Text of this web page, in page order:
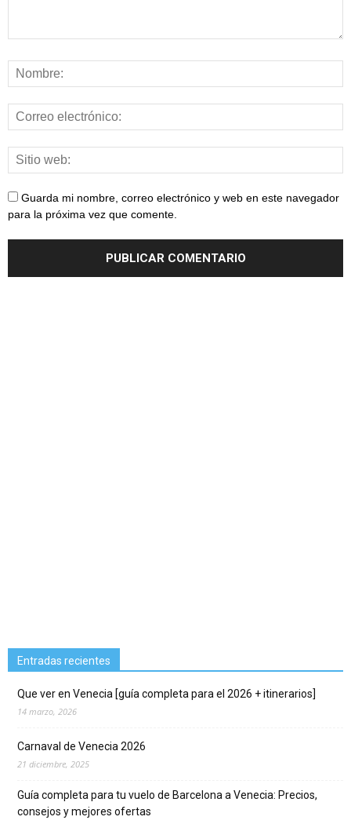
Guarda mi nombre, correo electrónico y web en este navegador
para la próxima vez que comente.
Entradas recientes
Que ver en Venecia [guía completa para el 2026 + itinerarios]
14 marzo, 2026
Carnaval de Venecia 2026
21 diciembre, 2025
Guía completa para tu vuelo de Barcelona a Venecia: Precios,
consejos y mejores ofertas